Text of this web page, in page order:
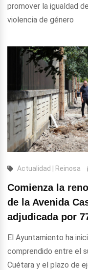
promover la igualdad
violencia de género
Actualidad | Reinosa
Comienza la
de la Avenida
adjudicada por
El Ayuntamiento ha
comprendido entre el
Cuétara y el plazo de